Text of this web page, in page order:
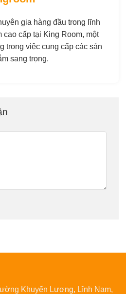
gia hàng đầu trong lĩnh
cao cấp tại King Room, một
trong việc cung cấp các sản
sang trọng.
Khuyến Lương, Lĩnh Nam,